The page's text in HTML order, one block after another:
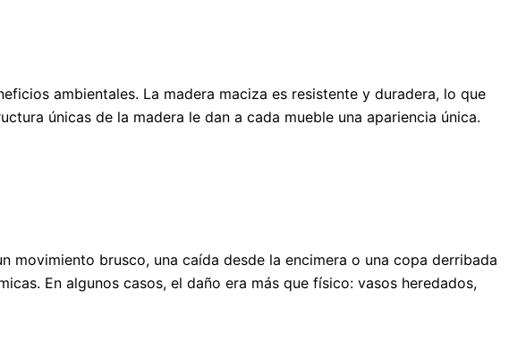
ambientales. La madera maciza es resistente y duradera, lo que
únicas de la madera le dan a cada mueble una apariencia única.
movimiento brusco, una caída desde la encimera o una copa derribada
En algunos casos, el daño era más que físico: vasos heredados,